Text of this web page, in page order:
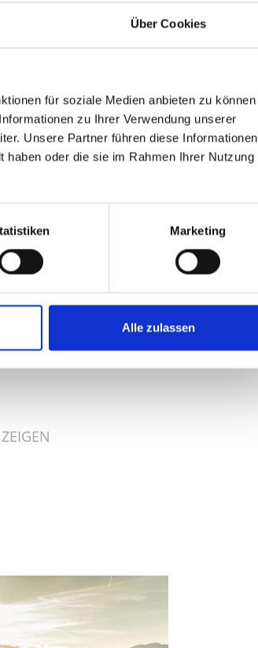
Über Cookies
für soziale Medien anbieten zu können
zu Ihrer Verwendung unserer
Unsere Partner führen diese Informationen
oder die sie im Rahmen Ihrer Nutzung
Marketing
Alle zulassen
Ja Nein